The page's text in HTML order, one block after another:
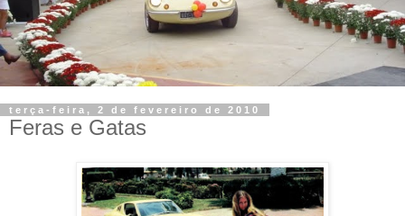
terça-feira, 2 de fevereiro de 2010
Feras e Gatas